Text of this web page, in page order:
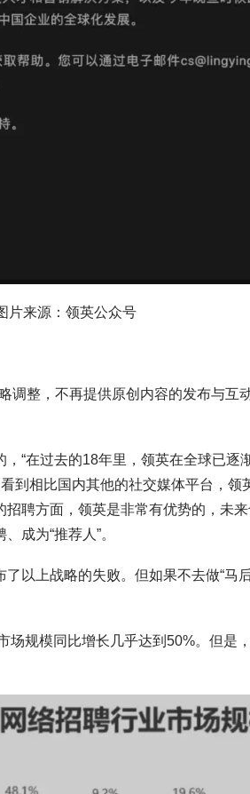
片来源：领英公众号
调整，不再提供原创内容的发布与互
“在过去的18年里，领英在全球已逐
到相比国内其他的社交媒体平台，领
聘方面，领英是非常有优势的，未
成为“推荐人”。
以上战略的失败。但如果不去做“马
规模同比增长几乎达到50%。但是